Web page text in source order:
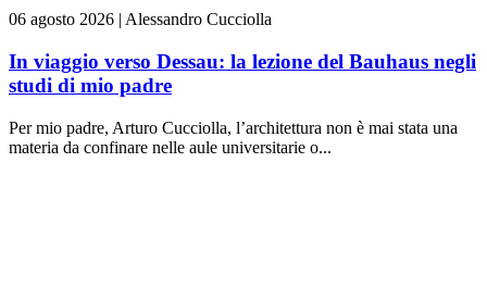
06 agosto 2026 | Alessandro Cucciolla
In viaggio verso Dessau: la lezione del Bauhaus negli
studi di mio padre
Per mio padre, Arturo Cucciolla, l’architettura non è mai stata una
materia da confinare nelle aule universitarie o...